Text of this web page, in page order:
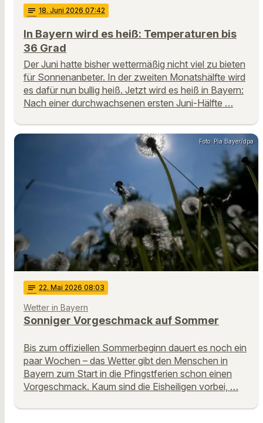
notes 18. Juni 2026 07:42
In Bayern wird es heiß: Temperaturen bis
36 Grad
Der Juni hatte bisher wettermäßig nicht viel zu bieten
für Sonnenanbeter. In der zweiten Monatshälfte wird
es dafür nun bullig heiß. Jetzt wird es heiß in Bayern:
Nach einer durchwachsenen ersten Juni-Hälfte …
Foto: Pia Bayer/dpa
notes 22. Mai 2026 08:03
Wetter in Bayern
Sonniger Vorgeschmack auf Sommer
Bis zum offiziellen Sommerbeginn dauert es noch ein
paar Wochen – das Wetter gibt den Menschen in
Bayern zum Start in die Pfingstferien schon einen
Vorgeschmack. Kaum sind die Eisheiligen vorbei, …